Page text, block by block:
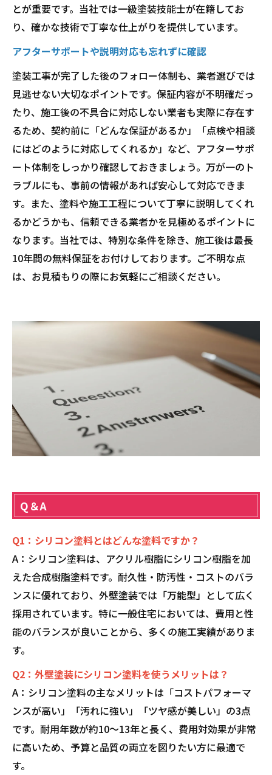
とが重要です。当社では一級塗装技能士が在籍してお
り、確かな技術で丁寧な仕上がりを提供しています。
アフターサポートや説明対応も忘れずに確認
塗装工事が完了した後のフォロー体制も、業者選びでは
見逃せない大切なポイントです。保証内容が不明確だっ
たり、施工後の不具合に対応しない業者も実際に存在す
るため、契約前に「どんな保証があるか」「点検や相談
にはどのように対応してくれるか」など、アフターサポ
ート体制をしっかり確認しておきましょう。万が一のト
ラブルにも、事前の情報があれば安心して対応できま
す。また、塗料や施工工程について丁寧に説明してくれ
るかどうかも、信頼できる業者かを見極めるポイントに
なります。当社では、特別な条件を除き、施工後は最長
10年間の無料保証をお付けしております。ご不明な点
は、お見積もりの際にお気軽にご相談ください。
Q＆A
Q1：シリコン塗料とはどんな塗料ですか？
A：シリコン塗料は、アクリル樹脂にシリコン樹脂を加
えた合成樹脂塗料です。耐久性・防汚性・コストのバラ
ンスに優れており、外壁塗装では「万能型」として広く
採用されています。特に一般住宅においては、費用と性
能のバランスが良いことから、多くの施工実績がありま
す。
Q2：外壁塗装にシリコン塗料を使うメリットは？
A：シリコン塗料の主なメリットは「コストパフォーマ
ンスが高い」「汚れに強い」「ツヤ感が美しい」の3点
です。耐用年数が約10〜13年と長く、費用対効果が非常
に高いため、予算と品質の両立を図りたい方に最適で
す。